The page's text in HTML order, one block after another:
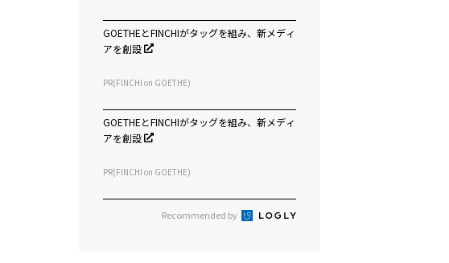
GOETHEとFINCHIがタッグを組み、新メディ
アを創設
PR(FINCHI on GOETHE)
GOETHEとFINCHIがタッグを組み、新メディ
アを創設
PR(FINCHI on GOETHE)
Recommended by